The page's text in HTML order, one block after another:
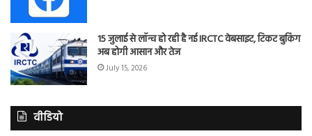
15 जुलाई से लॉन्च हो रही है नई IRCTC वेबसाइट, टिकट बुकिंग
अब होगी आसान और तेज
July 15, 2026
वीडियो